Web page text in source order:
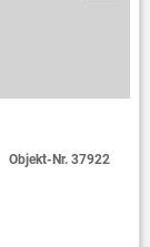
Objekt-Nr.37922